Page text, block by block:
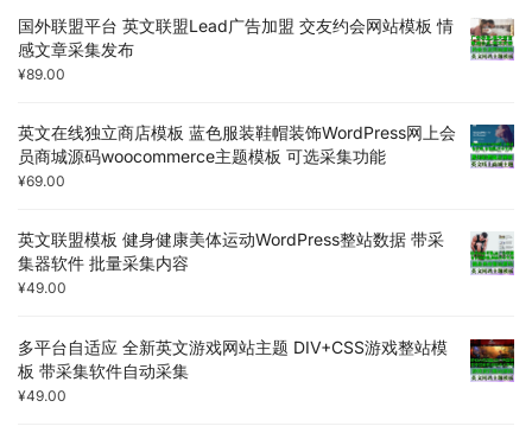
国外联盟平台 英文联盟Lead广告加盟 交友约会网站模板 情
感文章采集发布
¥89.00
英文在线独立商店模板 蓝色服装鞋帽装饰WordPress网上会
员商城源码woocommerce主题模板 可选采集功能
¥69.00
英文联盟模板 健身健康美体运动WordPress整站数据 带采
集器软件 批量采集内容
¥49.00
多平台自适应 全新英文游戏网站主题 DIV+CSS游戏整站模
板 带采集软件自动采集
¥49.00